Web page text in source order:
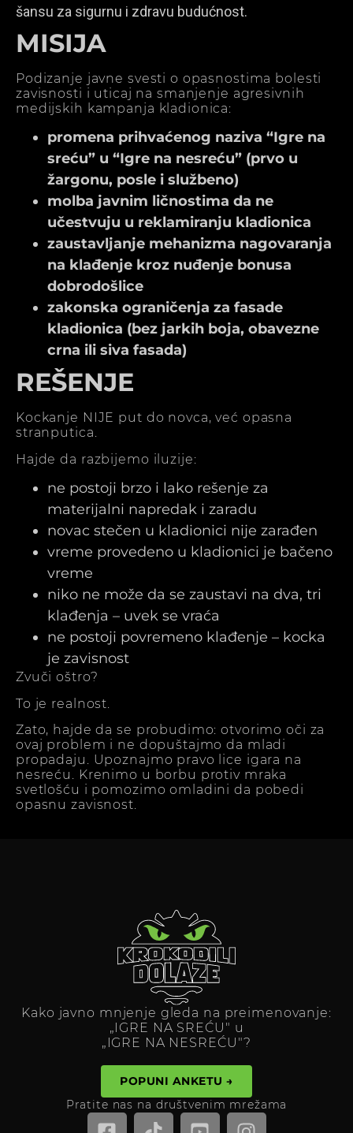
šansu za sigurnu i zdravu budućnost.
MISIJA
Podizanje javne svesti o opasnostima bolesti
zavisnosti i uticaj na smanjenje agresivnih
medijskih kampanja kladionica:
promena prihvaćenog naziva “Igre na
sreću” u “Igre na nesreću” (prvo u
žargonu, posle i službeno)
molba javnim ličnostima da ne
učestvuju u reklamiranju kladionica
zaustavljanje mehanizma nagovaranja
na klađenje kroz nuđenje bonusa
dobrodošlice
zakonska ograničenja za fasade
kladionica (bez jarkih boja, obavezne
crna ili siva fasada)
REŠENJE
Kockanje NIJE put do novca, već opasna
stranputica.
Hajde da razbijemo iluzije:
ne postoji brzo i lako rešenje za
materijalni napredak i zaradu
novac stečen u kladionici nije zarađen
vreme provedeno u kladionici je bačeno
vreme
niko ne može da se zaustavi na dva, tri
klađenja – uvek se vraća
ne postoji povremeno klađenje – kocka
je zavisnost
Zvuči oštro?
To je realnost.
Zato, hajde da se probudimo: otvorimo oči za
ovaj problem i ne dopuštajmo da mladi
propadaju. Upoznajmo pravo lice igara na
nesreću. Krenimo u borbu protiv mraka
svetlošću i pomozimo omladini da pobedi
opasnu zavisnost.
Kako javno mnjenje gleda na preimenovanje:
„IGRE NA SREĆU" u
„IGRE NA NESREĆU"?
POPUNI ANKETU →
Pratite nas na društvenim mrežama